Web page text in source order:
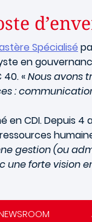
Spécialisé
en
«Nous avons
:
en CDI. Depuis
gestion (ou
une forte vision